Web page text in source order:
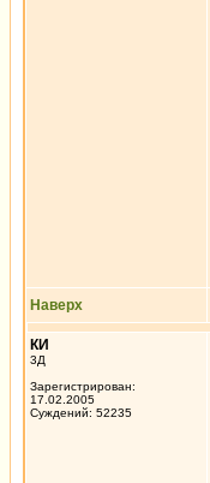
Наверх
КИ
3Д
Зарегистрирован:
17.02.2005
Суждений: 52235